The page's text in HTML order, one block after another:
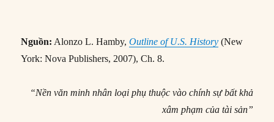
Nguồn: Alonzo L. Hamby,Outline of U.S. History (New
York: Nova Publishers, 2007), Ch. 8.
“Nền văn minh nhân loại phụ thuộc vào chính sự bất khả
xâm phạm của tài sản”